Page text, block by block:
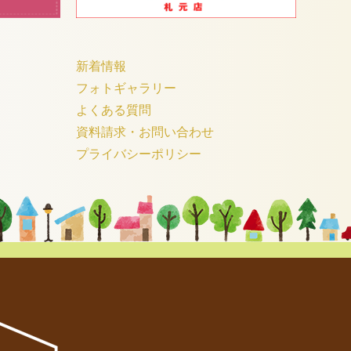
新着情報
フォトギャラリー
よくある質問
資料請求・お問い合わせ
プライバシーポリシー